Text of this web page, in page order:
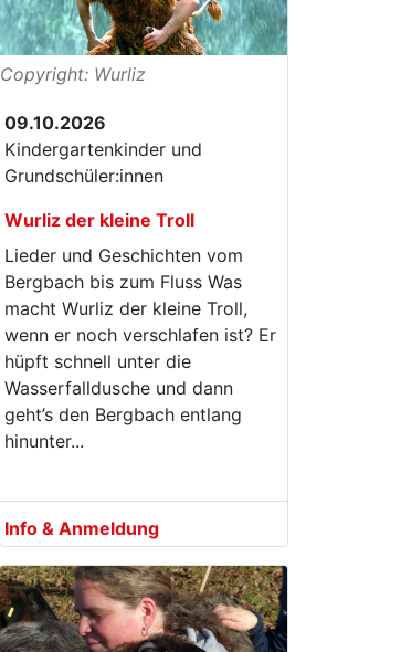
Copyright: Wurliz
09.10.2026
Kindergartenkinder und
Grundschüler:innen
Wurliz der kleine Troll
Lieder und Geschichten vom
Bergbach bis zum Fluss Was
macht Wurliz der kleine Troll,
wenn er noch verschlafen ist? Er
hüpft schnell unter die
Wasserfalldusche und dann
geht’s den Bergbach entlang
hinunter...
Info & Anmeldung